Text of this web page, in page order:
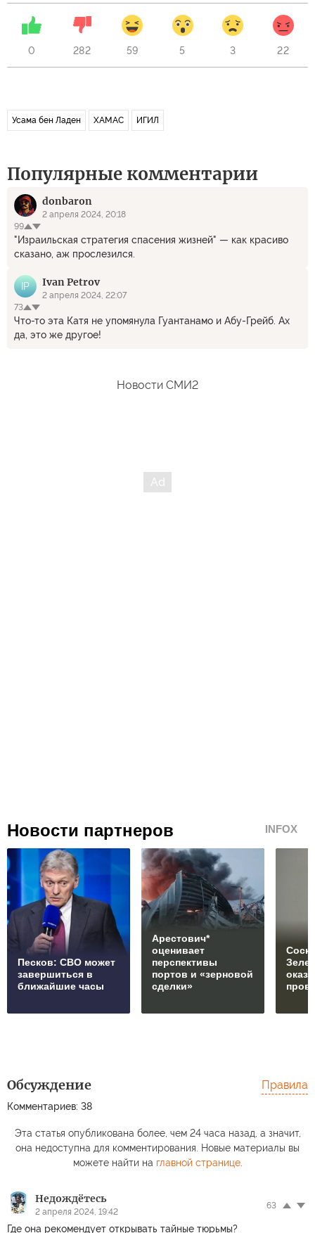
0 282 59 5 3 22
Усама бен Ладен ХАМАС ИГИЛ
Популярные комментарии
donbaron
2 апреля 2024, 20:18
99
"Израильская стратегия спасения жизней" — как красиво
сказано, аж прослезился.
IP Ivan Petrov
2 апреля 2024, 22:07
73
Что-то эта Катя не упомянула Гуантанамо и Абу-Грейб. Ах
да, это же другое!
Новости СМИ2
Новости партнеров INFOX
Песков: СВО может
завершиться в
ближайшие часы
Арестович*
оценивает
перспективы
портов и «зерновой
сделки»
Обсуждение
Комментариев: 38
Правила
Эта статья опубликована более, чем 24 часа назад, а значит,
она недоступна для комментирования. Новые материалы вы
можете найти на главной странице.
Недождётесь
2 апреля 2024, 19:42
63
Где она рекомендует открывать тайные тюрьмы?